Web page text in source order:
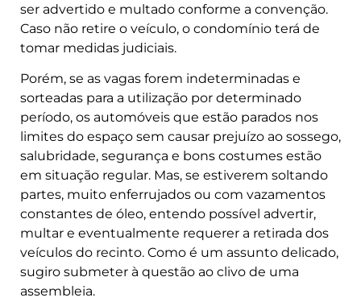
ser advertido e multado conforme a convenção.
Caso não retire o veículo, o condomínio terá de
tomar medidas judiciais.
Porém, se as vagas forem indeterminadas e
sorteadas para a utilização por determinado
período, os automóveis que estão parados nos
limites do espaço sem causar prejuízo ao sossego,
salubridade, segurança e bons costumes estão
em situação regular. Mas, se estiverem soltando
partes, muito enferrujados ou com vazamentos
constantes de óleo, entendo possível advertir,
multar e eventualmente requerer a retirada dos
veículos do recinto. Como é um assunto delicado,
sugiro submeter à questão ao clivo de uma
assembleia.